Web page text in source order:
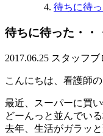
待ちに待
待ちに待った・・
2017.06.25 スタッフブ
こんにちは、看護師の
最近、スーパーに買
どーんっと並んでいる
去年、生活がガラッ